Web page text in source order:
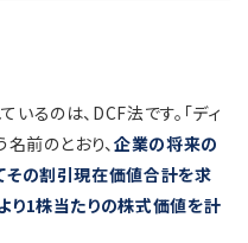
るのは、DCF法です。「ディ
名前のとおり、企業の将来の
その割引現在価値合計を求
り1株当たりの株式価値を計